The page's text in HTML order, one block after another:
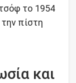
το 1954
πίστη
και